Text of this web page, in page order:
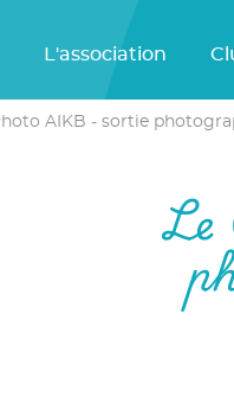
L'association
AIKB - sortie